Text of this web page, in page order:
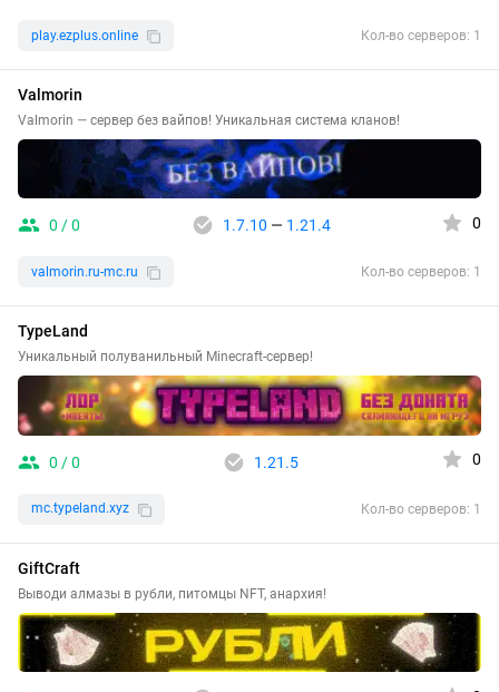
play.ezplus.online Кол-во серверов: 1
Valmorin
Valmorin — сервер без вайпов! Уникальная система кланов!
0 / 0 1.7.10 — 1.21.4 0
valmorin.ru-mc.ru Кол-во серверов: 1
TypeLand
Уникальный полуванильный Minecraft-сервер!
0 / 0 1.21.5 0
mc.typeland.xyz Кол-во серверов: 1
GiftCraft
Выводи алмазы в рубли, питомцы NFT, анархия!